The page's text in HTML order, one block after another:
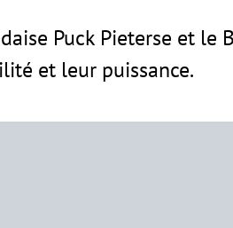
Puck Pieterse et le
et leur puissance.